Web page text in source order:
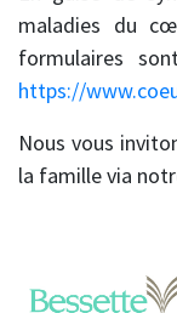
maladies du
formulaires
https://
Nous vous
la famille via